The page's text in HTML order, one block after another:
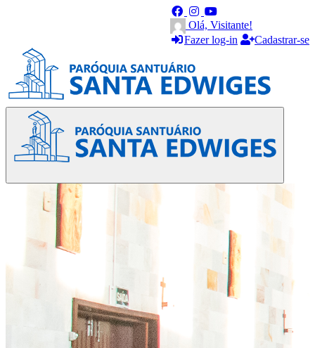
Olá, Visitante!
Fazer log-in
Cadastrar-se